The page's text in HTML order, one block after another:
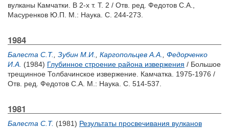
вулканы Камчатки. В 2-х т. Т. 2 / Отв. ред. Федотов С.А.
Масуренков Ю.П.
М.: Наука. С. 244-273.
1984
Балеста С.Т. Зубин М.И. Каргопольцев А.А.
Федорченко
И.А. (1984) Глубинное строение района извержения / Большое
трещинное Толбачинское извержение. Камчатка. 1975-1976 /
Отв. ред. Федотов С.А. М.: Наука. С. 514-537.
1981
Балеста С.Т. (1981) Результаты просвечивания вулканов